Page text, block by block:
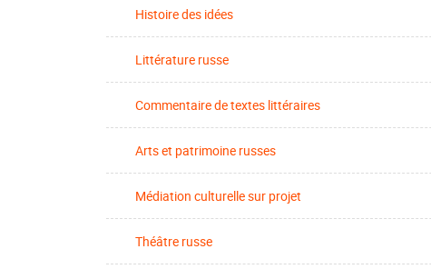
Histoire des idées
Littérature russe
Commentaire de textes littéraires
Arts et patrimoine russes
Médiation culturelle sur projet
Théâtre russe